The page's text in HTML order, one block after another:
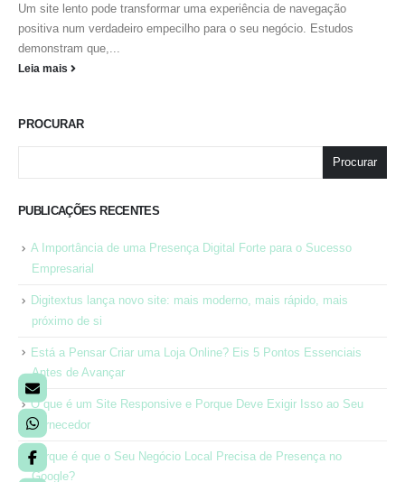
Um site lento pode transformar uma experiência de navegação
positiva num verdadeiro empecilho para o seu negócio. Estudos
demonstram que,...
Leia mais
PROCURAR
Procurar
PUBLICAÇÕES RECENTES
A Importância de uma Presença Digital Forte para o Sucesso
Empresarial
Digitextus lança novo site: mais moderno, mais rápido, mais
próximo de si
Está a Pensar Criar uma Loja Online? Eis 5 Pontos Essenciais
Antes de Avançar
O que é um Site Responsive e Porque Deve Exigir Isso ao Seu
Fornecedor
Porque é que o Seu Negócio Local Precisa de Presença no
Google?